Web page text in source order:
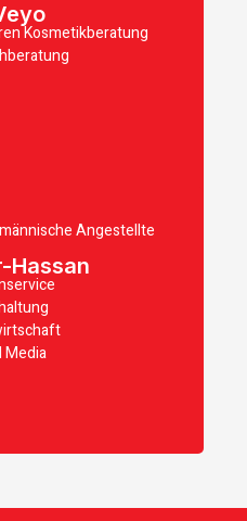
Kosmetikberatung
Angestellte
Hassan
Media